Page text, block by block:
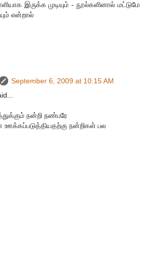
இருக்க முடியும் - நூல்களினால் மட்டுமே
என்றால்
September 6, 2009 at 10:15 AM
நன்றி நண்பரே
நன்றிகள் பல